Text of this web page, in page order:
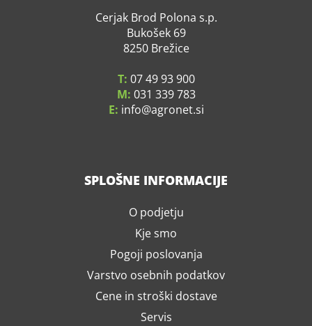
Cerjak Brod Polona s.p.
Bukošek 69
8250 Brežice
T: 07 49 93 900
M: 031 339 783
E: info agronet.si
SPLOŠNE INFORMACIJE
O podjetju
Kje smo
Pogoji poslovanja
Varstvo osebnih podatkov
Cene in stroški dostave
Servis